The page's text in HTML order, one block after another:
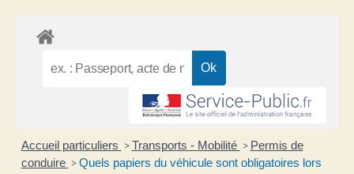
Accueil particuliers > Transports - Mobilité > Permis de
conduire > Quels papiers du véhicule sont obligatoires lors